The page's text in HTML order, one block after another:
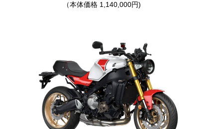
（本体価格 1,140,000円)